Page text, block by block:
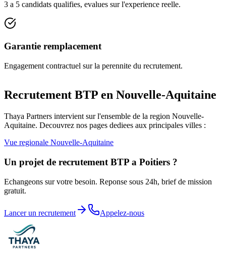
3 a 5 candidats qualifies, evalues sur l'experience reelle.
Garantie remplacement
Engagement contractuel sur la perennite du recrutement.
Recrutement BTP en Nouvelle-Aquitaine
Thaya Partners intervient sur l'ensemble de la region Nouvelle-
Aquitaine. Decouvrez nos pages dediees aux principales villes :
Vue regionale Nouvelle-Aquitaine
Un projet de recrutement BTP a Poitiers ?
Echangeons sur votre besoin. Reponse sous 24h, brief de mission
gratuit.
Lancer un recrutement Appelez-nous